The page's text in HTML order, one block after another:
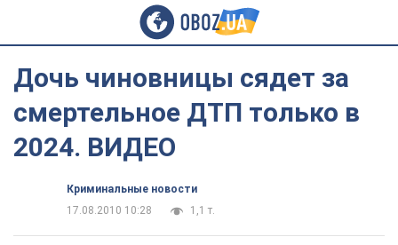
Дочь чиновницы сядет за
смертельное ДТП только в
2024. ВИДЕО
Криминальные новости
17.08.2010 10:28
1,1 т.